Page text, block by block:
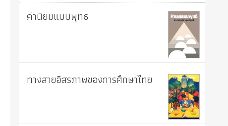
ค่านิยมแบบพุทธ
ทางสายอิสรภาพของการศึกษาไทย